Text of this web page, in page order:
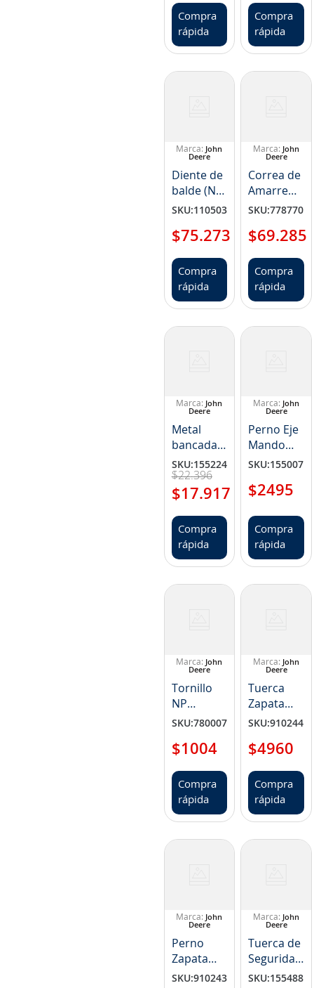
Compra
rápida
Compra
rápida
John
Deere
Diente de
balde (NP
AM120955)
SKU:110503
$75.273
Compra
rápida
John
Deere
Correa de
Amarre
Eslinga
TY26213)
SKU:778770
$69.285
Compra
rápida
John
Deere
Metal
bancada
standard
(NP
RE65165)
SKU:155224
$22.396
$17.917
Compra
rápida
John
Deere
Perno Eje
Mando
Transmisión
R85169
SKU:155007
$2495
Compra
rápida
John
Deere
Tornillo
NP
H158341
SKU:780007
$1004
Compra
rápida
John
Deere
Tuerca
Zapata
M22 Paso
FF803574
SKU:910244
$4960
Compra
rápida
John
Deere
Perno
Zapata
M22x62
SKU:910243
John
Deere
Tuerca de
Seguridad
NP
SKU:155488